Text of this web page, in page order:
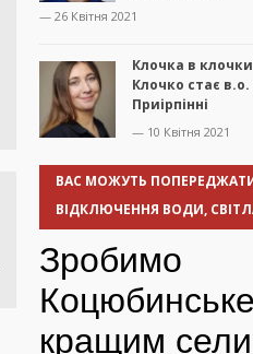
— 26 Квітня 2021
Клочка в
Клочко стає в.о.
Приірпінні
— 10 Квітня 2021
ВАС МОЖУТЬ
ВІДКЛЮЧЕННЯ ВОДИ,